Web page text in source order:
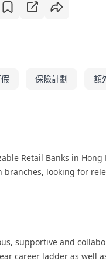
保險計劃 額
Retail Banks in
looking for
supportive and
career ladder as well